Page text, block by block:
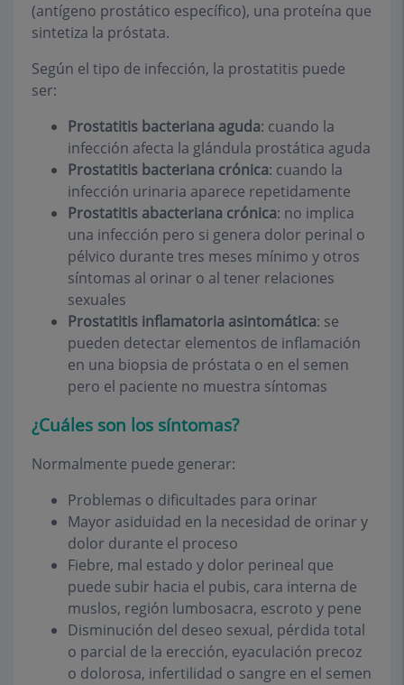
(antígeno prostático específico), una proteína que
sintetiza la próstata.
Según el tipo de infección, la prostatitis puede
ser:
Prostatitis bacteriana aguda: cuando la
infección afecta la glándula prostática aguda
Prostatitis bacteriana crónica: cuando la
infección urinaria aparece repetidamente
Prostatitis abacteriana crónica: no implica
una infección pero si genera dolor perinal o
pélvico durante tres meses mínimo y otros
síntomas al orinar o al tener relaciones
sexuales
Prostatitis inflamatoria asintomática: se
pueden detectar elementos de inflamación
en una biopsia de próstata o en el semen
pero el paciente no muestra síntomas
¿Cuáles son los síntomas?
Normalmente puede generar:
Problemas o dificultades para orinar
Mayor asiduidad en la necesidad de orinar y
dolor durante el proceso
Fiebre, mal estado y dolor perineal que
puede subir hacia el pubis, cara interna de
muslos, región lumbosacra, escroto y pene
Disminución del deseo sexual, pérdida total
o parcial de la erección, eyaculación precoz
o dolorosa, infertilidad o sangre en el semen